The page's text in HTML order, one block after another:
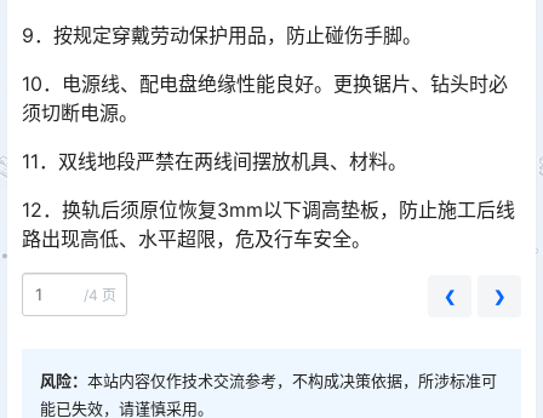
9．按规定穿戴劳动保护用品，防止碰伤手脚。
10．电源线、配电盘绝缘性能良好。更换锯片、钻头时必
须切断电源。
11．双线地段严禁在两线间摆放机具、材料。
12．换轨后须原位恢复3mm以下调高垫板，防止施工后线
路出现高低、水平超限，危及行车安全。
/4 页 ❮ ❯
风险： 本站内容仅作技术交流参考，不构成决策依据，所涉标准可
能已失效，请谨慎采用。